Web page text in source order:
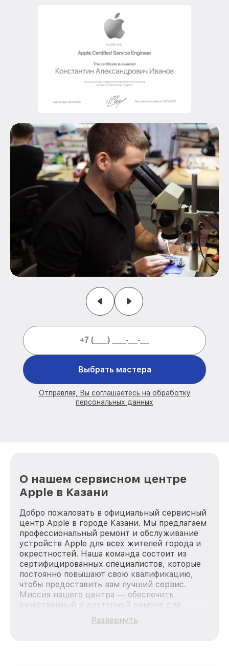
Выбрать мастера
Отправляя, Вы соглашаетесь на обработку
персональных данных
О нашем сервисном центре
Apple в Казани
Добро пожаловать в официальный сервисный
центр Apple в городе Казани. Мы предлагаем
профессиональный ремонт и обслуживание
устройств Apple для всех жителей города и
окрестностей. Наша команда состоит из
сертифицированных специалистов, которые
постоянно повышают свою квалификацию,
чтобы предоставить вам лучший сервис.
Миссия нашего центра — обеспечить
качественный и доступный ремонт для
каждого пользователя продукции Apple, вне
зависимости от сложности поломки. Мы
Развернуть